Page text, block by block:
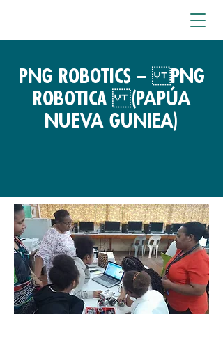
PNG Robotics – PNG
Robotica (PAPÚA
NUEVA GUNIEA)